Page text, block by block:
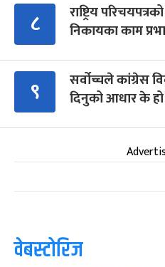
८
राष्ट्रिय
निकायका काम
९
सर्वोच्चले कांग्रेस
दिनुको आधार के
वेबस्टोरिज